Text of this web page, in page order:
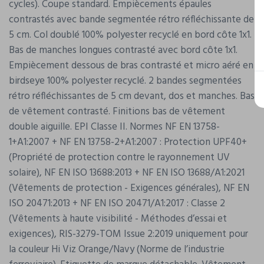
cycles). Coupe standard. Empiècements épaules
contrastés avec bande segmentée rétro réfléchissante de
5 cm. Col doublé 100% polyester recyclé en bord côte 1x1.
Bas de manches longues contrasté avec bord côte 1x1.
Empiècement dessous de bras contrasté et micro aéré en
birdseye 100% polyester recyclé. 2 bandes segmentées
rétro réfléchissantes de 5 cm devant, dos et manches. Bas
de vêtement contrasté. Finitions bas de vêtement
double aiguille. EPI Classe II. Normes NF EN 13758-
1+A1:2007 + NF EN 13758-2+A1:2007 : Protection UPF40+
(Propriété de protection contre le rayonnement UV
solaire), NF EN ISO 13688:2013 + NF EN ISO 13688/A1:2021
(Vêtements de protection - Exigences générales), NF EN
ISO 20471:2013 + NF EN ISO 20471/A1:2017 : Classe 2
(Vêtements à haute visibilité - Méthodes d’essai et
exigences), RIS-3279-TOM Issue 2:2019 uniquement pour
la couleur Hi Viz Orange/Navy (Norme de l’industrie